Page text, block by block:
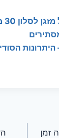
היתרונות
זמן